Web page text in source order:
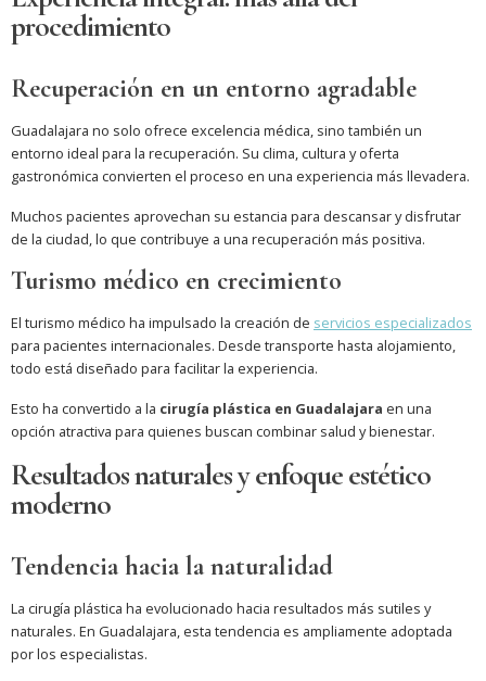
procedimiento
Recuperación en un entorno agradable
Guadalajara no solo ofrece excelencia médica, sino también un
entorno ideal para la recuperación. Su clima, cultura y oferta
gastronómica convierten el proceso en una experiencia más llevadera.
Muchos pacientes aprovechan su estancia para descansar y disfrutar
de la ciudad, lo que contribuye a una recuperación más positiva.
Turismo médico en crecimiento
El turismo médico ha impulsado la creación de servicios especializados
para pacientes internacionales. Desde transporte hasta alojamiento,
todo está diseñado para facilitar la experiencia.
Esto ha convertido a la cirugía plástica en Guadalajara en una
opción atractiva para quienes buscan combinar salud y bienestar.
Resultados naturales y enfoque estético
moderno
Tendencia hacia la naturalidad
La cirugía plástica ha evolucionado hacia resultados más sutiles y
naturales. En Guadalajara, esta tendencia es ampliamente adoptada
por los especialistas.